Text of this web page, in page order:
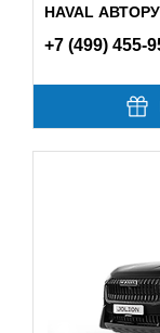
HAVAL
+7 (499) 455-